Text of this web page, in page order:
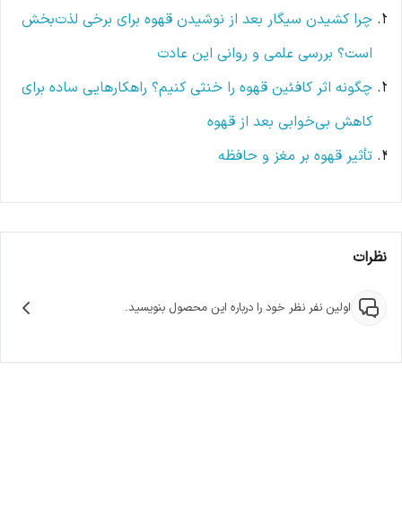
چرا کشیدن سیگار بعد از نوشیدن قهوه برای برخی لذت‌بخش
است؟ بررسی علمی و روانی این عادت
چگونه اثر کافئین قهوه را خنثی کنیم؟ راهکارهایی ساده برای
کاهش بی‌خوابی بعد از قهوه
تأثیر قهوه بر مغز و حافظه
نظرات
اولین نفر نظر خود را درباره این محصول بنویسید.